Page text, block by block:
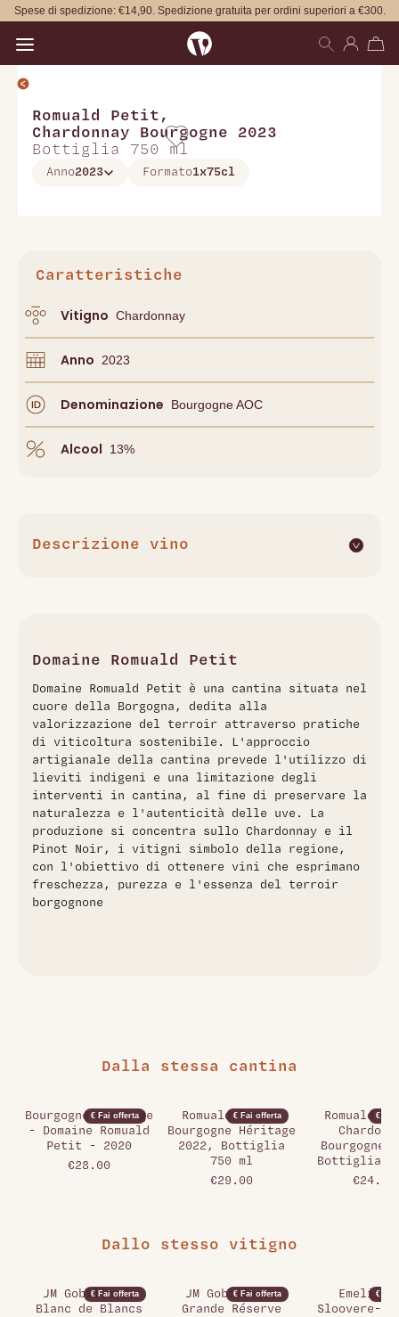
Spese di spedizione: €14,90. Spedizione gratuita per ordini superiori a €300.
Romuald Petit ,
Chardonnay Bourgogne 2023
Bottiglia 750 ml
Anno2023 Formato1x75cl
Caratteristiche
Vitigno Chardonnay
Anno 2023
Denominazione Bourgogne AOC
Alcool 13%
Descrizione vino
leggere note floreali. Al palato, è equilibrato, con una
piacevolmente minerale. La fermentazione e l'affinamento
avvengono in acciaio per circa quattro mesi, il che preserva
la purezza degli aromi fruttati e la freschezza complessiva
del vino
Domaine Romuald Petit
Domaine Romuald Petit è una cantina situata nel
cuore della Borgogna, dedita alla
valorizzazione del terroir attraverso pratiche
di viticoltura sostenibile. L'approccio
artigianale della cantina prevede l'utilizzo di
lieviti indigeni e una limitazione degli
interventi in cantina, al fine di preservare la
naturalezza e l'autenticità delle uve. La
produzione si concentra sullo Chardonnay e il
Pinot Noir, i vitigni simbolo della regione,
con l'obiettivo di ottenere vini che esprimano
freschezza, purezza e l'essenza del terroir
borgognone
Dalla stessa cantina
€ Fai offerta
Bourgogne Heritage
- Domaine Romuald
Petit - 2020
€28.00
€ Fai offerta
Romuald Petit,
Bourgogne Héritage
2022, Bottiglia
750 ml
€29.00
€ Fai
Romuald
Bourgogne
Bottiglia
€24.00
Dallo stesso vitigno
€ Fai offerta
JM Gobillard,
Blanc de Blancs
€ Fai offerta
JM Gobillard,
Grande Réserve
€ Fai
Emeline
Sloovere-